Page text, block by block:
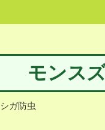
モンス
シガ防虫